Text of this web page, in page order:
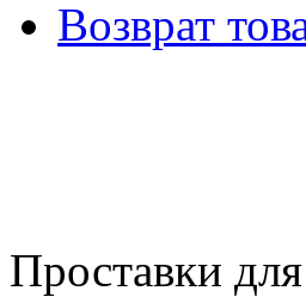
Возврат
Проставки